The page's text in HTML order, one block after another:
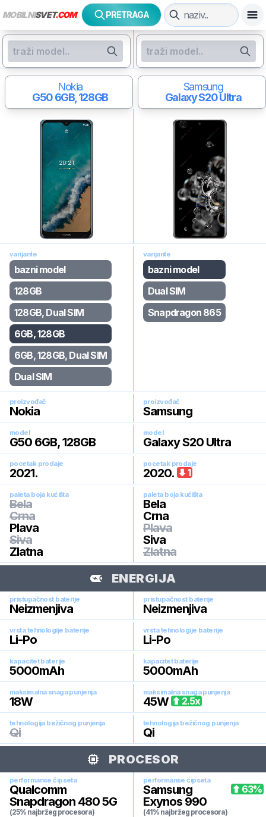
MOBILNISVET.COM PRETRAGA
Nokia
G506GB, 128GB
Samsung
Galaxy S20 Ultra
varijante
bazni model
128GB
128GB, Dual SIM
6GB, 128GB
6GB, 128GB, Dual SIM
Dual SIM
varijante
bazni model
Dual SIM
Snapdragon 865
proizvođač
Nokia
proizvođač
Samsung
model
G50 6GB, 128GB
model
Galaxy S20 Ultra
pocetak prodaje
2021.
pocetak prodaje
2020. 1
paleta boja kućišta
Bela
Crna
Plava
Siva
Zlatna
paleta boja kućišta
Bela
Crna
Plava
Siva
Zlatna
ENERGIJA
pristupačnost baterije
Neizmenjiva
pristupačnost baterije
Neizmenjiva
vrsta tehnologije baterije
Li-Po
vrsta tehnologije baterije
Li-Po
kapacitet baterije
5000mAh
kapacitet baterije
5000mAh
maksimalna snaga punjenja
18W
maksimalna snaga punjenja
45W 2.5x
tehnologija bežičnog punjenja
Qi
tehnologija bežičnog punjenja
Qi
PROCESOR
performanse čipseta
Qualcomm
Snapdragon 480 5G
(25% najbržeg procesora)
performanse čipseta
Samsung
Exynos 990
(41% najbržeg procesora)
63%